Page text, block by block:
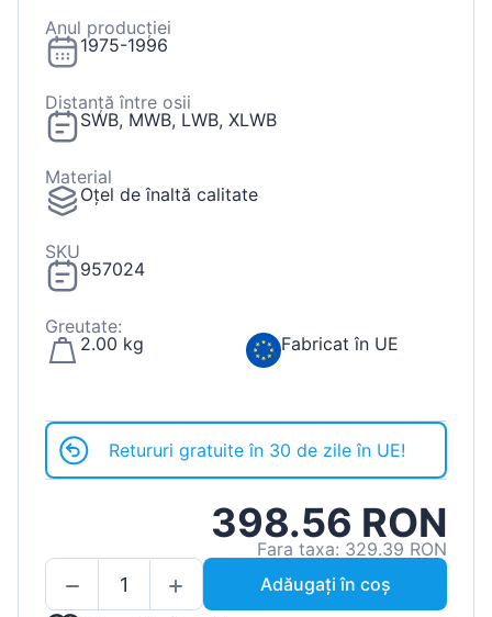
Anul producției
1975-1996
Distanță între osii
SWB, MWB, LWB, XLWB
Material
Oțel de înaltă calitate
SKU
957024
Greutate:
2.00 kg
Fabricat în UE
Retururi gratuite în 30 de zile în UE!
398.56 RON
Fara taxa: 329.39 RON
Adăugați în coș